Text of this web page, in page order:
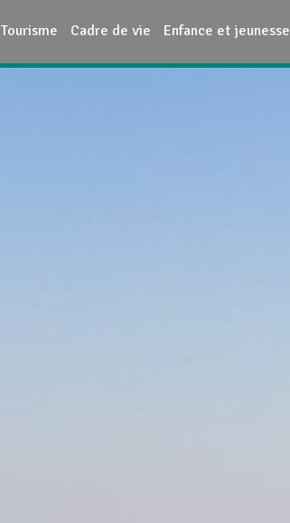
Tourisme Cadre de vie Enfance et jeunesse